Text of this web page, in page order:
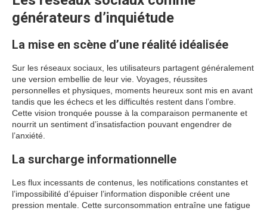
générateurs d’inquiétude
La mise en scène d’une réalité idéalisée
Sur les réseaux sociaux, les utilisateurs partagent généralement
une version embellie de leur vie. Voyages, réussites
personnelles et physiques, moments heureux sont mis en avant
tandis que les échecs et les difficultés restent dans l’ombre.
Cette vision tronquée pousse à la comparaison permanente et
nourrit un sentiment d’insatisfaction pouvant engendrer de
l’anxiété.
La surcharge informationnelle
Les flux incessants de contenus, les notifications constantes et
l’impossibilité d’épuiser l’information disponible créent une
pression mentale. Cette surconsommation entraîne une fatigue